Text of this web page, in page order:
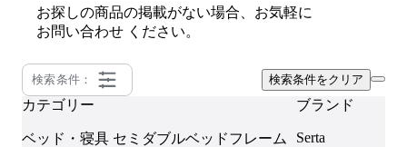
お探しの商品の掲載がない場合、お気軽に
お問い合わせ ください。
検索条件： 検索条件をクリア
カテゴリー
ベッド・寝具 セミダブルベッドフレーム
ブランド
Serta